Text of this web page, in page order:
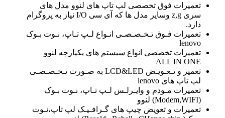
تعمیرات فوق تخصصی لپ تاپ های لنوو مدل های
سری z,g وسایر مدل ها که آی سی I/O نیاز به پروگرام
دارد.
تعمیرات فـوق تـخـصـصـی انـواع لـپ تـاپ، نـوت بـوک
lenovo
تعمیرات تخصصی انواع سیستم های یکپارچه لنوو
ALL IN ONE
تعمیر و تـعـویـض LCD&LED به صـورت تـخـصـصـی
لپ تاپ های lenovo
تعمیرات مـودم و وایـرلـس لـپ تـاپ، نـوت بـوک
(Modem,WIFI) لنوو
تعمیرات و تعویض چیپ های گـرافـیـک لپ تاپ،نـوت